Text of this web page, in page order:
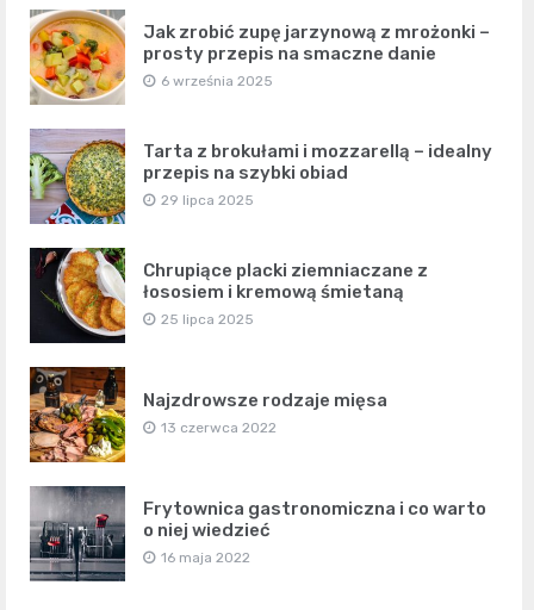
Jak zrobić zupę jarzynową z mrożonki –
prosty przepis na smaczne danie
6 września 2025
Tarta z brokułami i mozzarellą – idealny
przepis na szybki obiad
29 lipca 2025
Chrupiące placki ziemniaczane z
łososiem i kremową śmietaną
25 lipca 2025
Najzdrowsze rodzaje mięsa
13 czerwca 2022
Frytownica gastronomiczna i co warto
o niej wiedzieć
16 maja 2022